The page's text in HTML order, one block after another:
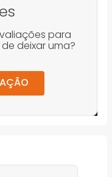
para
deixar uma?